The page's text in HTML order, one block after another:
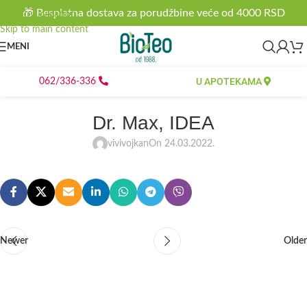
Skip to navigation
Skip to main content
🎁 Besplatna dostava za porudžbine veće od 4000 RSD
MENI
062/336-336 U APOTEKAMA
Dr. Max, IDEA
vivivojkanOn 24.03.2022.
Newer Older